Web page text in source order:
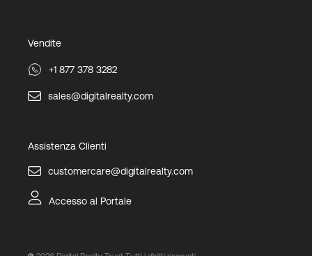
Vendite
+1 877 378 3282
sales@digitalrealty.com
Assistenza Clienti
customercare@digitalrealty.com
Accesso al Portale